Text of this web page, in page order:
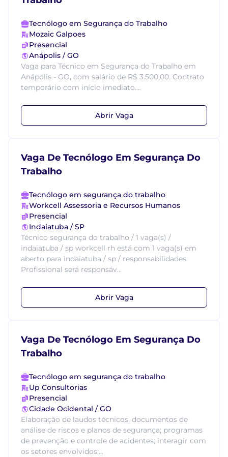
Tecnólogo em Segurança do Trabalho
Mozaic Galpoes
Presencial
Anápolis / GO
Vaga para Técnico em Segurança do Trabalho em
Anápolis - GO, com salário de R$ 3.500,00. Contrato
temporário com início imediato....
Abrir Vaga
Vaga De Tecnólogo Em Segurança Do
Trabalho
Tecnólogo em segurança do trabalho
Workcell Assessoria e Recursos Humanos
Presencial
Indaiatuba / SP
Técnico segurança do trabalho / 1 vaga(s) /
indaiatuba / sp workcell rh está com 1 vaga(s) em
aberto para indaiatuba / sp / responsabilidades:
Profissional será responsáv...
Abrir Vaga
Vaga De Tecnólogo Em Segurança Do
Trabalho
Tecnólogo em segurança do trabalho
Up Consultorias
Presencial
Cidade Ocidental / GO
Elaboração de laudos técnicos, documentos de
análise de riscos e planos de segurança; programas
de prevenção e controle de acidentes; interagir com
os setores envolvidos;...